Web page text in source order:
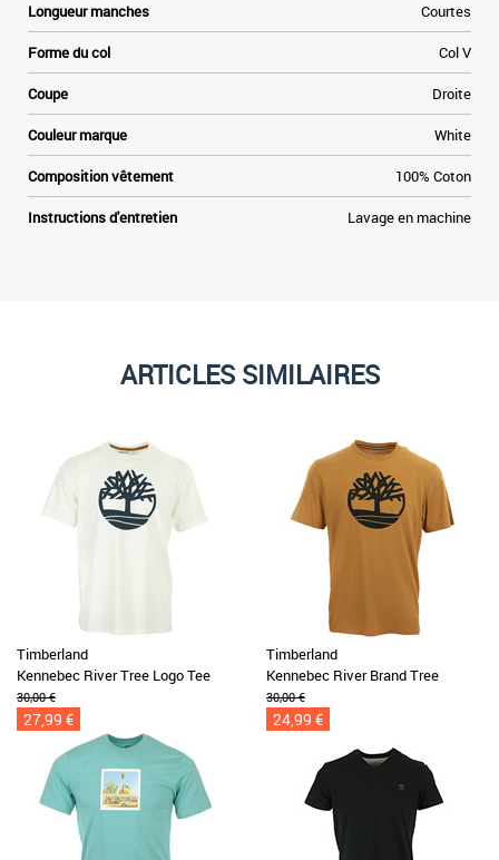
Longueur manches Courtes
Forme du col Col V
Coupe Droite
Couleur marque White
Composition vêtement 100% Coton
Instructions d'entretien Lavage en machine
ARTICLES SIMILAIRES
Timberland
Kennebec River Tree Logo Tee
30,00 €
27,99 €
Timberland
Kennebec River Brand Tree
30,00 €
24,99 €